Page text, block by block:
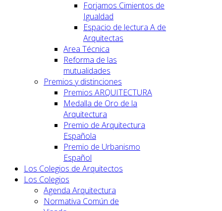
Forjamos Cimientos de
Igualdad
Espacio de lectura A de
Arquitectas
Area Técnica
Reforma de las
mutualidades
Premios y distinciones
Premios ARQUITECTURA
Medalla de Oro de la
Arquitectura
Premio de Arquitectura
Española
Premio de Urbanismo
Español
Los Colegios de Arquitectos
Los Colegios
Agenda Arquitectura
Normativa Común de